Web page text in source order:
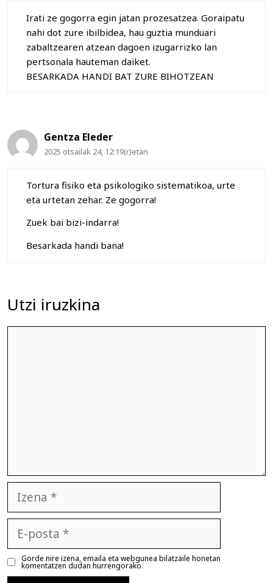
Irati ze gogorra egin jatan prozesatzea. Goraipatu
nahi dot zure ibilbidea, hau guztia munduari
zabaltzearen atzean dagoen izugarrizko lan
pertsonala hauteman daiket.
BESARKADA HANDI BAT ZURE BIHOTZEAN
Gentza Eleder
2025 otsailak 24, 12:19(r)etan
Tortura fisiko eta psikologiko sistematikoa, urte
eta urtetan zehar. Ze gogorra!
Zuek bai bizi-indarra!
Besarkada handi bana!
Utzi iruzkina
posta
Gorde nire izena, emaila eta webgunea bilatzaile honetan
komentatzen dudan hurrengorako.